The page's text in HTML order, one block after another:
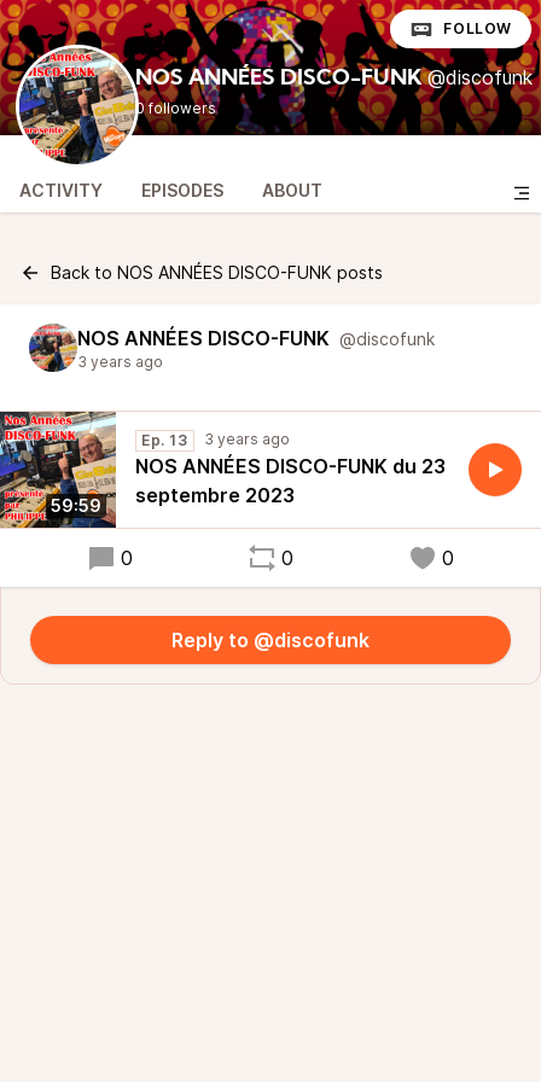
NOS ANNÉES DISCO-FUNK @discofunk
0 followers
FOLLOW
ACTIVITY EPISODES ABOUT
Back to NOS ANNÉES DISCO-FUNK posts
NOS ANNÉES DISCO-FUNK @discofunk
3 years ago
59:59
Ep. 13 3 years ago
NOS ANNÉES DISCO-FUNK du 23
septembre 2023
0 0 0
Reply to @discofunk